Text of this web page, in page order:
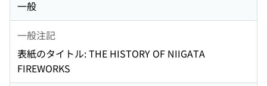
一般
一般注記
表紙のタイトル: THE HISTORY OF NIIGATA
FIREWORKS